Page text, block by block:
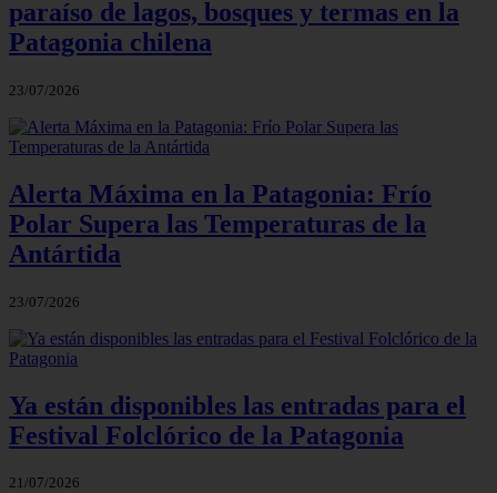
paraíso de lagos, bosques y termas en la
Patagonia chilena
23/07/2026
Alerta Máxima en la Patagonia: Frío
Polar Supera las Temperaturas de la
Antártida
23/07/2026
Ya están disponibles las entradas para el
Festival Folclórico de la Patagonia
21/07/2026